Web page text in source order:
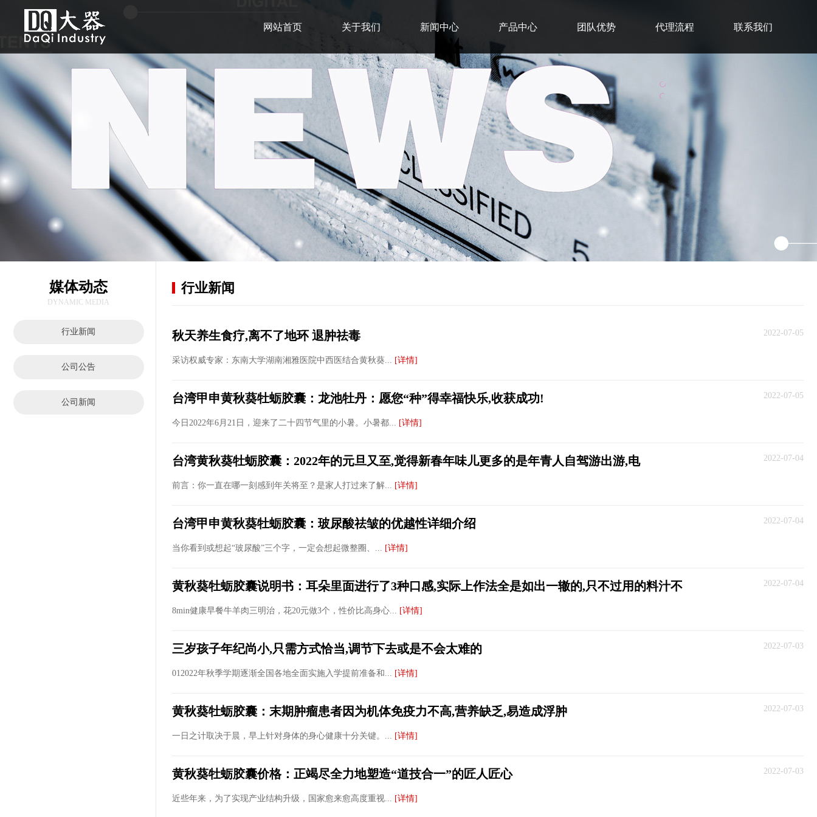
网站首页 关于我们 新闻中心 产品中心 团队优势 代理流程 联系我们
媒体动态
DYNAMIC MEDIA
行业新闻
公司公告
公司新闻
行业新闻
秋天养生食疗,离不了地环 退肿祛毒 2022-07-05
采访权威专家：东南大学湖南湘雅医院中西医结合黄秋葵... [详情]
台湾甲申黄秋葵牡蛎胶囊：龙池牡丹：愿您“种”得幸福快乐,收获成功! 2022-07-05
今日2022年6月21日，迎来了二十四节气里的小暑。小暑都... [详情]
台湾黄秋葵牡蛎胶囊：2022年的元旦又至,觉得新春年味儿更多的是年青人自驾游出游,电 2022-07-04
前言：你一直在哪一刻感到年关将至？是家人打过来了解... [详情]
台湾甲申黄秋葵牡蛎胶囊：玻尿酸祛皱的优越性详细介绍 2022-07-04
当你看到或想起“玻尿酸”三个字，一定会想起微整圈、... [详情]
黄秋葵牡蛎胶囊说明书：耳朵里面进行了3种口感,实际上作法全是如出一辙的,只不过用的料汁不 2022-07-04
8min健康早餐牛羊肉三明治，花20元做3个，性价比高身心... [详情]
三岁孩子年纪尚小,只需方式恰当,调节下去或是不会太难的 2022-07-03
012022年秋季学期逐渐全国各地全面实施入学提前准备和... [详情]
黄秋葵牡蛎胶囊：末期肿瘤患者因为机体免疫力不高,营养缺乏,易造成浮肿 2022-07-03
一日之计取决于晨，早上针对身体的身心健康十分关键。... [详情]
黄秋葵牡蛎胶囊价格：正竭尽全力地塑造“道技合一”的匠人匠心 2022-07-03
近些年来，为了实现产业结构升级，国家愈来愈高度重视... [详情]